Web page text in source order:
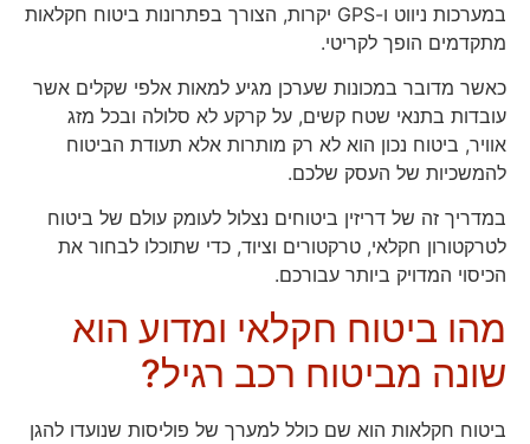
במערכות ניווט ו-GPS יקרות, הצורך בפתרונות ביטוח חקלאות
מתקדמים הופך לקריטי.
כאשר מדובר במכונות שערכן מגיע למאות אלפי שקלים אשר
עובדות בתנאי שטח קשים, על קרקע לא סלולה ובכל מזג
אוויר, ביטוח נכון הוא לא רק מותרות אלא תעודת הביטוח
להמשכיות של העסק שלכם.
במדריך זה של דריזין ביטוחים נצלול לעומק עולם של ביטוח
לטרקטורון חקלאי, טרקטורים וציוד, כדי שתוכלו לבחור את
הכיסוי המדויק ביותר עבורכם.
מהו ביטוח חקלאי ומדוע הוא
שונה מביטוח רכב רגיל?
ביטוח חקלאות הוא שם כולל למערך של פוליסות שנועדו להגן